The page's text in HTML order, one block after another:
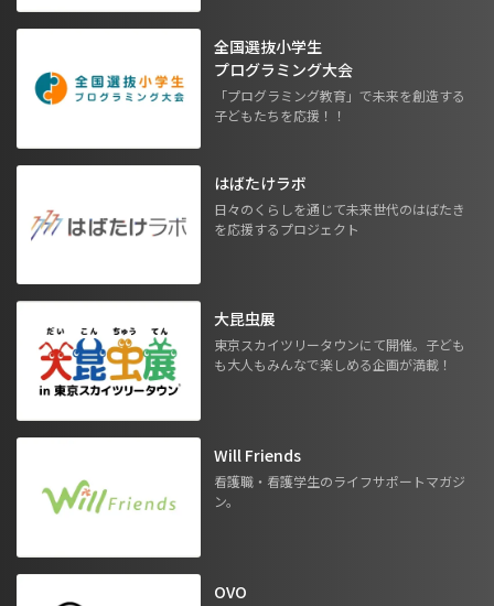
全国選抜小学生
プログラミング大会
「プログラミング教育」で未来を創造する
子どもたちを応援！！
はばたけラボ
日々のくらしを通じて未来世代のはばたき
を応援するプロジェクト
大昆虫展
東京スカイツリータウンにて開催。子ども
も大人もみんなで楽しめる企画が満載！
Will Friends
看護職・看護学生のライフサポートマガジ
ン。
OVO